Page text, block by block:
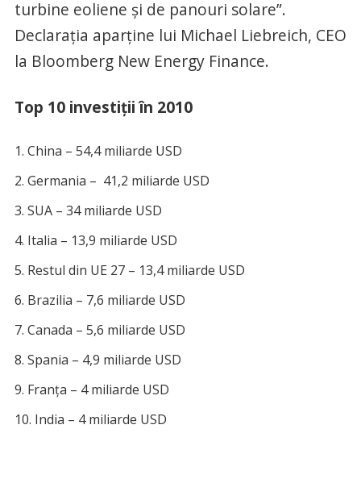
turbine eoliene şi de panouri solare”.
Declaraţia aparţine lui Michael Liebreich, CEO
la Bloomberg New Energy Finance.
Top 10 investiții în 2010
China – 54,4 miliarde USD
Germania – 41,2 miliarde USD
SUA – 34 miliarde USD
Italia – 13,9 miliarde USD
Restul din UE 27 – 13,4 miliarde USD
Brazilia – 7,6 miliarde USD
Canada – 5,6 miliarde USD
Spania – 4,9 miliarde USD
Franța – 4 miliarde USD
India – 4 miliarde USD